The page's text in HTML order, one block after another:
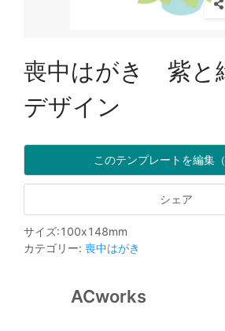
喪中はがき 紫と
デザイン
このテンプレートを編集（
シェア
サイズ:100x148mm
カテゴリー: 喪中はがき
ACworks